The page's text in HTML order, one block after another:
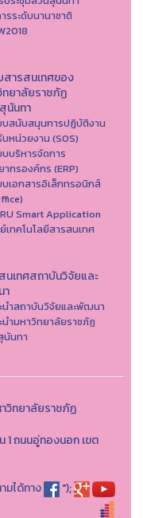
รระดับนานาชาติ
สารสนเทศของ
ทยาลัยราชภัฏ
นันทา
บสนับสนุนการปฏิบัติงาน
หน่วยงาน (SOS)
บบริหารจัดการ
กรองค์กร (ERP)
บเอกสารอิเล็กทรอนิกส์
Smart Application
เทคโนโลยีสารสนเทศ
นเทศสถาบันวิจัยและ
นำสถาบันวิจัยและพัฒนา
นำมหาวิทยาลัยราชภัฏ
นันทา
วิทยาลัยราชภัฏ
1 ถนนอู่ทองนอก เขต
มได้ทาง
");